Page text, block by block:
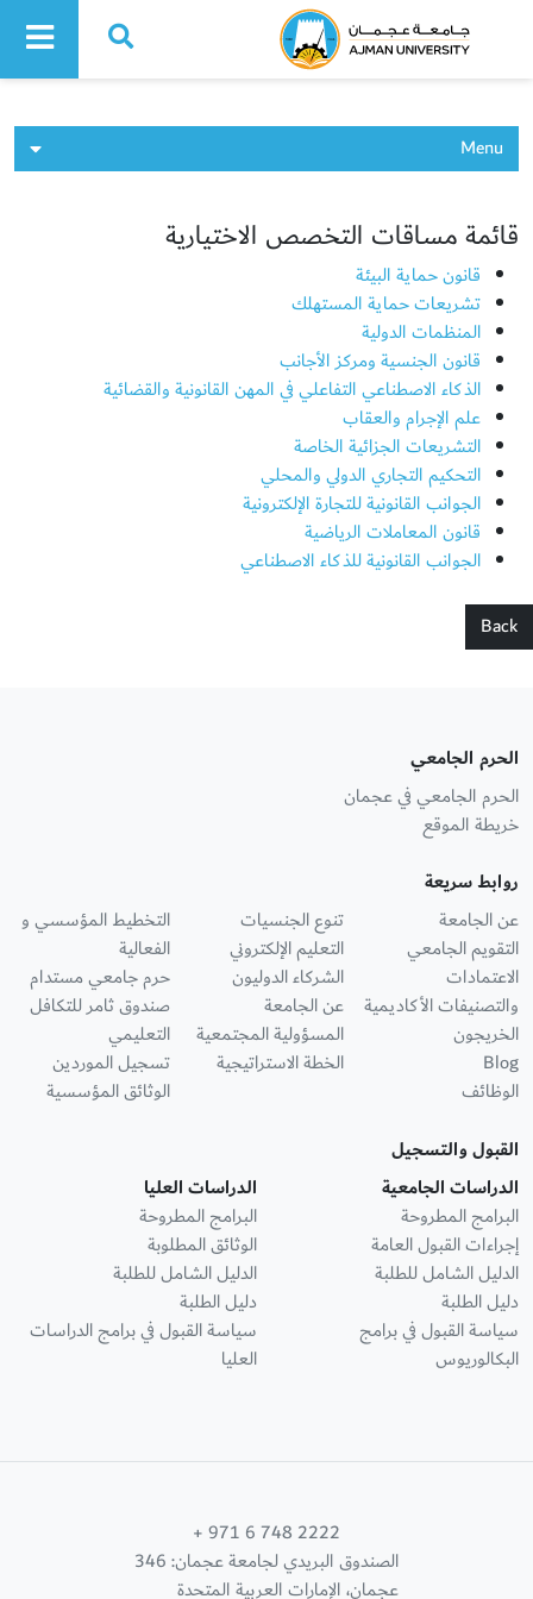
Ajman University
Menu
قائمة مساقات التخصص الاختيارية
قانون حماية البيئة
تشريعات حماية المستهلك
المنظمات الدولية
قانون الجنسية ومركز الأجانب
الذكاء الاصطناعي التفاعلي في المهن القانونية والقضائية
علم الإجرام والعقاب
التشريعات الجزائية الخاصة
التحكيم التجاري الدولي والمحلي
الجوانب القانونية للتجارة الإلكترونية
قانون المعاملات الرياضية
الجوانب القانونية للذكاء الاصطناعي
Back
الحرم الجامعي
الحرم الجامعي في عجمان
خريطة الموقع
روابط سريعة
عن الجامعة
التقويم الجامعي
الاعتمادات
والتصنيفات الأكاديمية
الخريجون
Blog
الوظائف
تنوع الجنسيات
التعليم الإلكتروني
الشركاء الدوليون
عن الجامعة
المسؤولية المجتمعية
الخطة الاستراتيجية
التخطيط المؤسسي و
الفعالية
حرم جامعي مستدام
صندوق ثامر للتكافل
التعليمي
تسجيل الموردين
الوثائق المؤسسية
القبول والتسجيل
الدراسات الجامعية
البرامج المطروحة
إجراءات القبول العامة
الدليل الشامل للطلبة
دليل الطلبة
سياسة القبول في برامج
البكالوريوس
الدراسات العليا
البرامج المطروحة
الوثائق المطلوبة
الدليل الشامل للطلبة
دليل الطلبة
سياسة القبول في برامج الدراسات
العليا
+ 971 6 748 2222
الصندوق البريدي لجامعة عجمان: 346
عجمان، الإمارات العربية المتحدة